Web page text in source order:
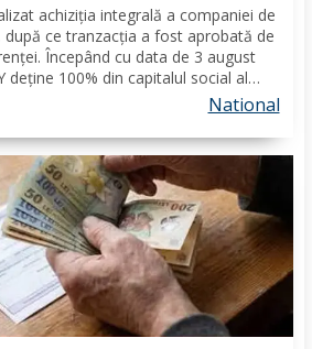
achiziția integrală a companiei de
după ce tranzacția a fost aprobată de
Începând cu data de 3 august
deține 100% din capitalul social al
marți, 4 august, reprezentanții
nu au anunțat...
National